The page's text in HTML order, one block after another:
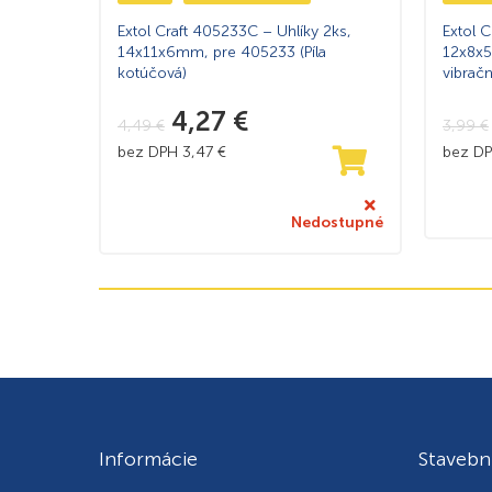
Extol Craft 405233C – Uhlíky 2ks,
14x11x6mm, pre 405233 (Píla
kotúčová)
4,49€ 4,27 €
bez DPH 3,47 €
Nedostupné
Extol
3,99€
bez
Informácie